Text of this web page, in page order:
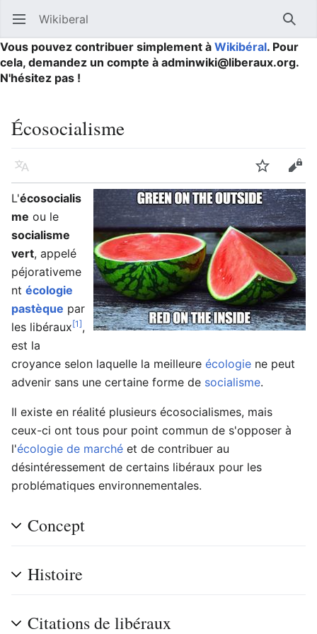
Ouvrir le menu principal Wikiberal
Vous pouvez contribuer simplement à Wikibéral. Pour
cela, demandez un compte à adminwiki@liberaux.org.
N'hésitez pas !
Écosocialisme
Langue Suivre
L'écosocialis
me ou le
socialisme
vert, appelé
péjorativeme
nt écologie
pastèque par
les libéraux[1],
est la
croyance selon laquelle la meilleure écologie ne peut
advenir sans une certaine forme de socialisme.
Il existe en réalité plusieurs écosocialismes, mais
ceux-ci ont tous pour point commun de s'opposer à
l'écologie de marché et de contribuer au
désintéressement de certains libéraux pour les
problématiques environnementales.
Concept
Histoire
Citations de libéraux